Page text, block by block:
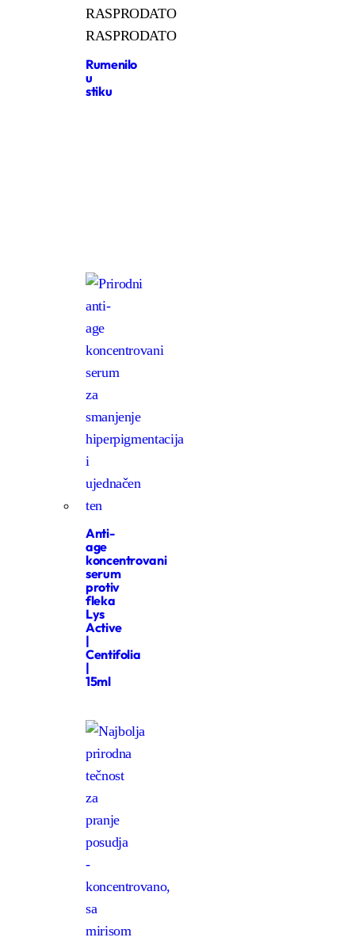
RASPRODATO
RASPRODATO
Rumenilo
u
stiku
Anti-
age
koncentrovani
serum
protiv
fleka
Lys
Active
|
Centifolia
|
15ml